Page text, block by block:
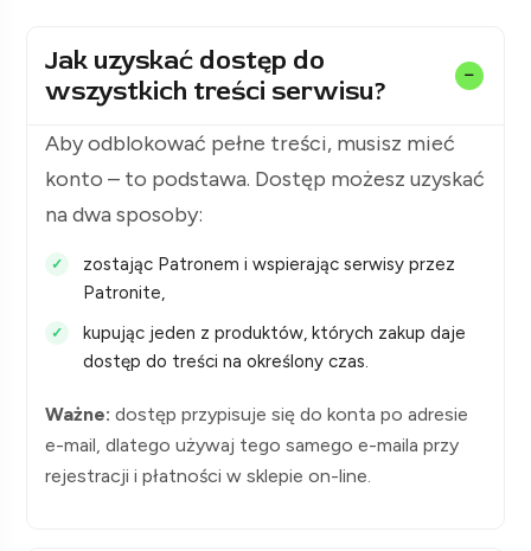
Jak uzyskać dostęp do
wszystkich treści serwisu?
Aby odblokować pełne treści, musisz mieć
konto – to podstawa. Dostęp możesz uzyskać
na dwa sposoby:
zostając Patronem i wspierając serwisy przez
Patronite,
kupując jeden z produktów, których zakup daje
dostęp do treści na określony czas.
Ważne: dostęp przypisuje się do konta po adresie
e-mail, dlatego używaj tego samego e-maila przy
rejestracji i płatności w sklepie on-line.